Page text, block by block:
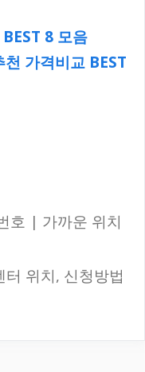
8 모음
가격비교 BEST
호 | 가까운 위치
위치, 신청방법